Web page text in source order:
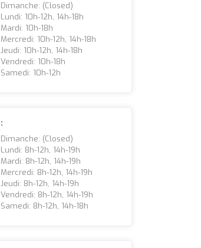
Dimanche: (closed)
Lundi: 10h-12h, 14h-18h
Mardi: 10h-18h
Mercredi: 10h-12h, 14h-18h
Jeudi: 10h-12h, 14h-18h
Vendredi: 10h-18h
Samedi: 10h-12h
:
Dimanche: (closed)
Lundi: 8h-12h, 14h-19h
Mardi: 8h-12h, 14h-19h
Mercredi: 8h-12h, 14h-19h
Jeudi: 8h-12h, 14h-19h
Vendredi: 8h-12h, 14h-19h
Samedi: 8h-12h, 14h-18h